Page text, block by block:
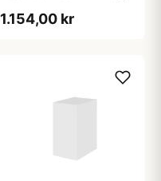
1.154,00 kr